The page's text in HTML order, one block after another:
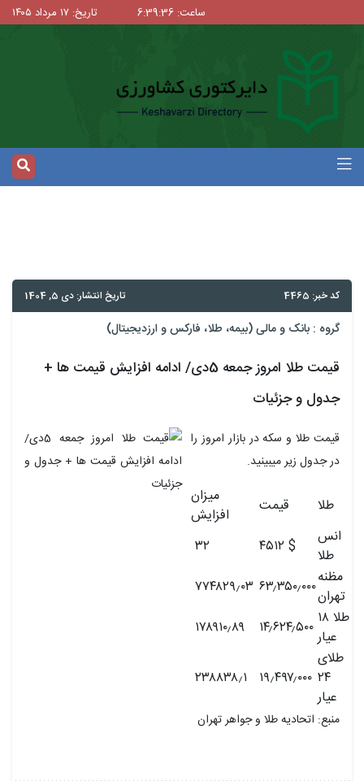
ساعت: 6:39:36 تاریخ: ۱۷ مرداد ۱۴۰۵
کد خبر: 4465 تاریخ انتشار: دی 5, 1404
گروه :بانک و مالی (بیمه، طلا، فارکس و ارزدیجیتال)
قیمت طلا امروز جمعه 5دی/ ادامه افزایش قیمت ها +
جدول و جزئیات
قیمت طلا و سکه در بازار امروز را
در جدول زیر میبینید.
قیمت
میزان
افزایش
انس
مظنه
تهران۶۳٫۳۵۰٫۰۰۰۷۷۴۸۲۹٫۰۳
طلا ۱۸
عیار ۱۴٫۶۲۴٫۵۰۰ ۱۷۸۹۱۰٫۸۹
طلای
عیار
۱۹٫۴۹۷٫۰۰۰ ۲۳۸۸۳۸٫۱
منبع: اتحادیه طلا و جواهر تهران